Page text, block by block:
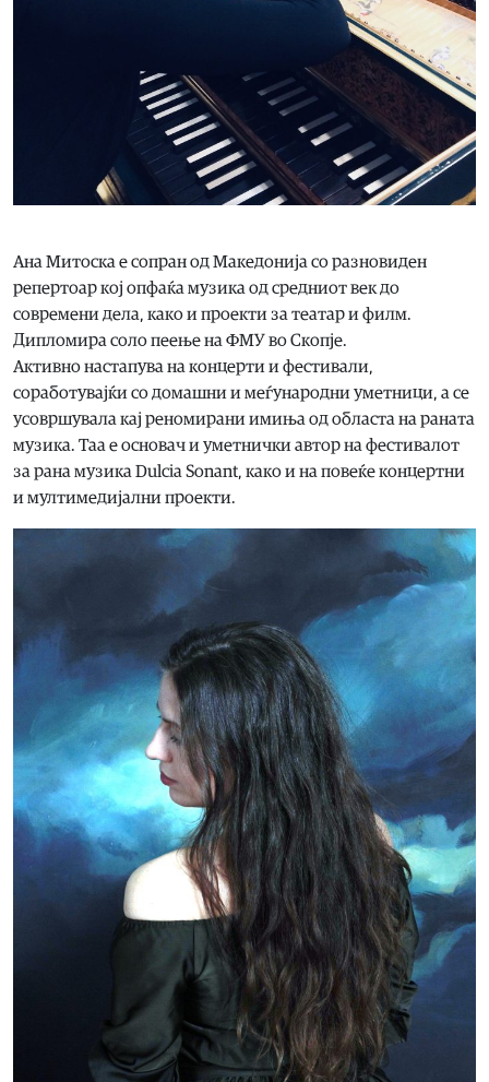
Ана Митоска е сопран од Македонија со разновиден
репертоар кој опфаќа музика од средниот век до
современи дела, како и проекти за театар и филм.
Дипломира соло пеење на ФМУ во Скопје.
Активно настапува на концерти и фестивали,
соработувајќи со домашни и меѓународни уметници, а се
усовршувала кај реномирани имиња од областа на раната
музика. Таа е основач и уметнички автор на фестивалот
за рана музика Dulcia Sonant, како и на повеќе концертни
и мултимедијални проекти.